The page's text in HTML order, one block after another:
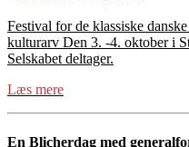
Festival for de klassiske
kulturarv Den 3. -4. oktober i
Selskabet deltager.
Læs mere
En Blicherdag med